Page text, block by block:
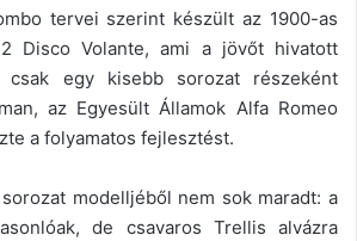
tervei szerint készült az 1900-as
Disco Volante, ami a jövőt hivatott
csak egy kisebb sorozat részeként
az Egyesült Államok Alfa Romeo
a folyamatos fejlesztést.
modelljéből nem sok maradt: a
de csavaros Trellis alvázra